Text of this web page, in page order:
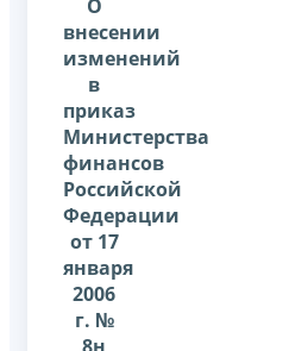
О
внесении
изменений
в
приказ
Министерства
финансов
Российской
Федерации
от 17
января
2006
г. №
8н